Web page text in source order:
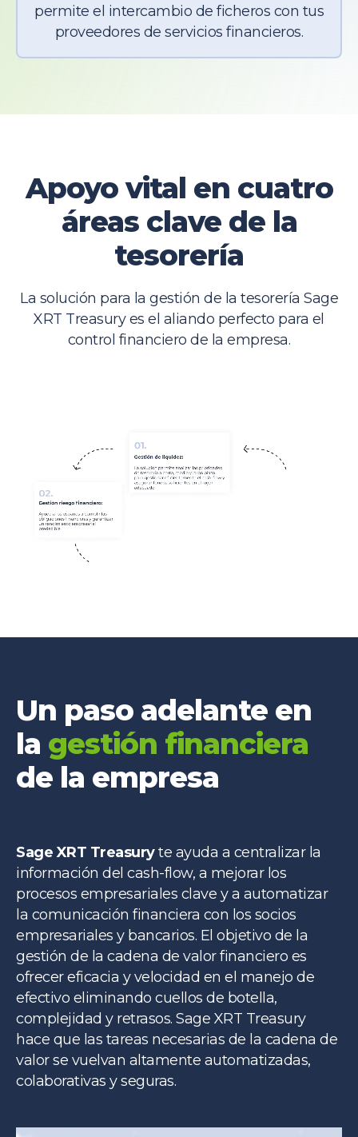
permite el intercambio de ficheros con tus
proveedores de servicios financieros.
Apoyo vital en cuatro
áreas clave de la
tesorería
La solución para la gestión de la tesorería Sage
XRT Treasury es el aliando perfecto para el
control financiero de la empresa.
Un paso adelante en
la gestión financiera
de la empresa
Sage XRT Treasuryte ayuda a centralizar la
información del cash-flow, a mejorar los
procesos empresariales clave y a automatizar
la comunicación financiera con los socios
empresariales y bancarios. El objetivo de la
gestión de la cadena de valor financiero es
ofrecer eficacia y velocidad en el manejo de
efectivo eliminando cuellos de botella,
complejidad y retrasos. Sage XRT Treasury
hace que las tareas necesarias de la cadena de
valor se vuelvan altamente automatizadas,
colaborativas y seguras.